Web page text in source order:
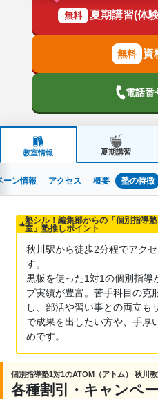
無料 夏期講習(体
資
電話番
教室情報 夏期講習
ーン情報 アクセス 概要 塾の特徴
塾シル！編集部からの「個別指導
室」塾推しポイント
秋川駅から徒歩2分程でアク
す。
黒板を使った1対1の個別指導
プ実績が豊富。苦手科目の克
し、部活や習い事との両立も
で成果を出したい方や、手厚
めです。
個別指導塾1対1のATOM（アトム） 秋川
各種割引・キャンペ